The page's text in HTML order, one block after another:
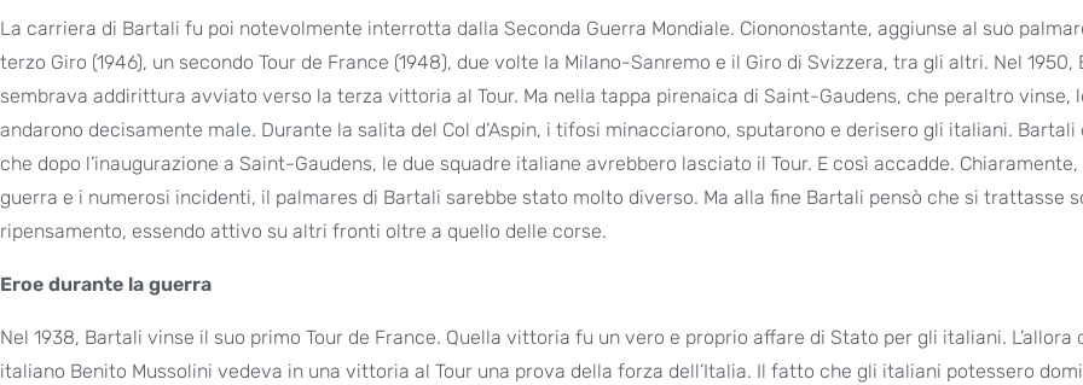
La carriera di Bartali fu poi notevolmente interrotta dalla Seconda Guerra Mondiale. Ciononostante, aggiunse al suo
terzo Giro (1946), un secondo Tour de France (1948), due volte la Milano-Sanremo e il Giro di Svizzera, tra gli altri. Nel 1950,
sembrava addirittura avviato verso la terza vittoria al Tour. Ma nella tappa pirenaica di Saint-Gaudens, che peraltro vinse,
andarono decisamente male. Durante la salita del Col d’Aspin, i tifosi minacciarono, sputarono e derisero gli italiani. Bartali
che dopo l’inaugurazione a Saint-Gaudens, le due squadre italiane avrebbero lasciato il Tour. E così accadde. Chiaramente,
guerra e i numerosi incidenti, il palmares di Bartali sarebbe stato molto diverso. Ma alla fine Bartali pensò che si trattasse
ripensamento, essendo attivo su altri fronti oltre a quello delle corse.
Eroe durante la guerra
Nel 1938, Bartali vinse il suo primo Tour de France. Quella vittoria fu un vero e proprio affare di Stato per gli italiani. L’allora
italiano Benito Mussolini vedeva in una vittoria al Tour una prova della forza dell’Italia. Il fatto che gli italiani potessero